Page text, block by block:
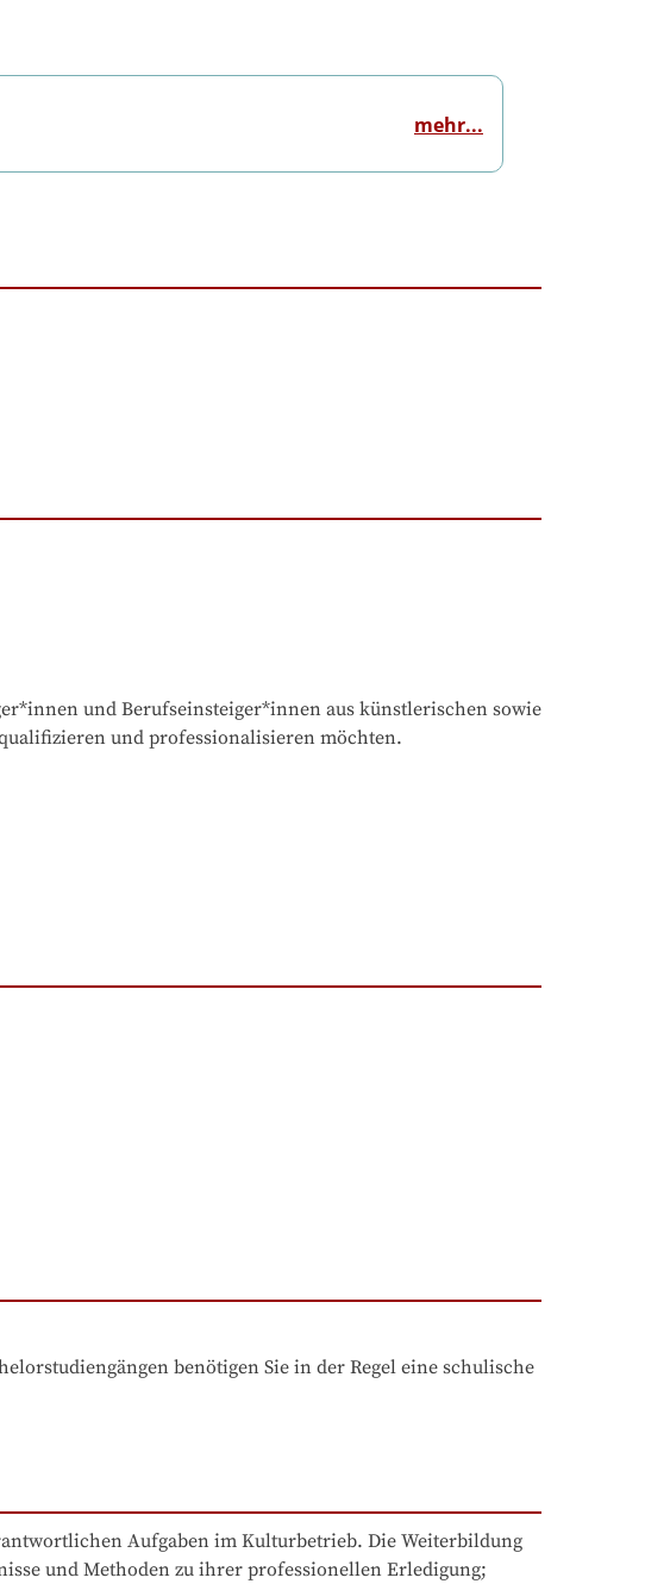
mehr...
und Berufseinsteiger*innen aus künstlerischen sowie
und professionalisieren möchten.
benötigen Sie in der Regel eine schulische
Aufgaben im Kulturbetrieb. Die Weiterbildung
und Methoden zu ihrer professionellen Erledigung;